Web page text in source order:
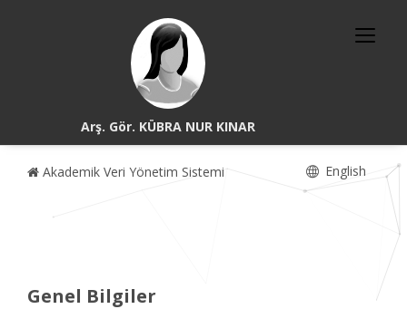
Arş. Gör. KÜBRA NUR KINAR
Akademik Veri Yönetim Sistemi English
Genel Bilgiler